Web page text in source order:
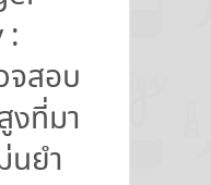
:
จสอบ
งที่มา
นยำ